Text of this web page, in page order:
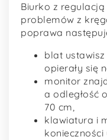
Biurko z
problemów z
poprawa
blat
opierały się
monitor
a odległość
70 cm,
klawiatura i